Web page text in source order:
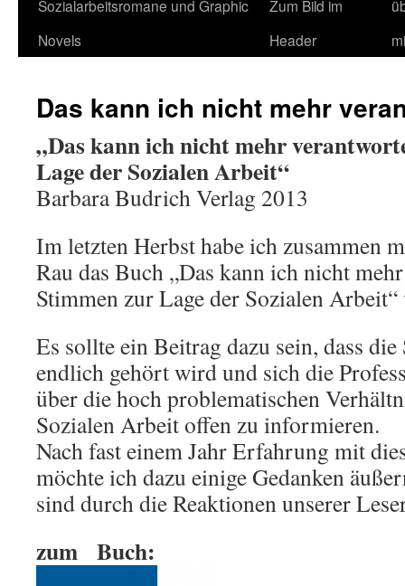
Sozialarbeitsromane und Graphic
Novels
Zum Bild im
Header
Das kann ich nicht mehr
„Das kann ich nicht mehr
Lage der Sozialen Arbeit“
Barbara Budrich Verlag 2013
Im letzten Herbst habe ich zusammen
Rau das Buch „Das kann ich nicht
Stimmen zur Lage der Sozialen
Es sollte ein Beitrag dazu sein, dass
endlich gehört wird und sich die
über die hoch problematischen
Sozialen Arbeit offen zu informieren.
Nach fast einem Jahr Erfahrung mit
möchte ich dazu einige Gedanken
sind durch die Reaktionen unserer
zum